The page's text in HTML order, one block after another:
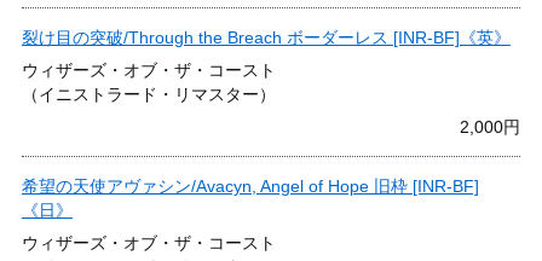
裂け目の突破/Through the Breach ボーダーレス [INR-BF]《英》
ウィザーズ・オブ・ザ・コースト
（イニストラード・リマスター）
2,000円
希望の天使アヴァシン/Avacyn, Angel of Hope 旧枠 [INR-BF]
《日》
ウィザーズ・オブ・ザ・コースト